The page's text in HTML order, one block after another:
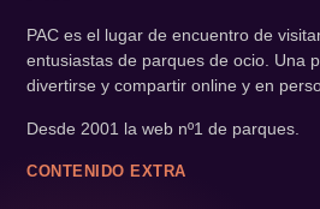
PAC es el lugar de encuentro de
entusiastas de parques de ocio. Una
divertirse y compartir online y en
Desde 2001 la web nº1 de parques.
CONTENIDO EXTRA